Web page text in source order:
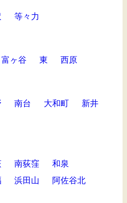
等々力
富ヶ谷 東 西原
南台 大和町
新井
南荻窪
和泉
浜田山
阿佐谷北